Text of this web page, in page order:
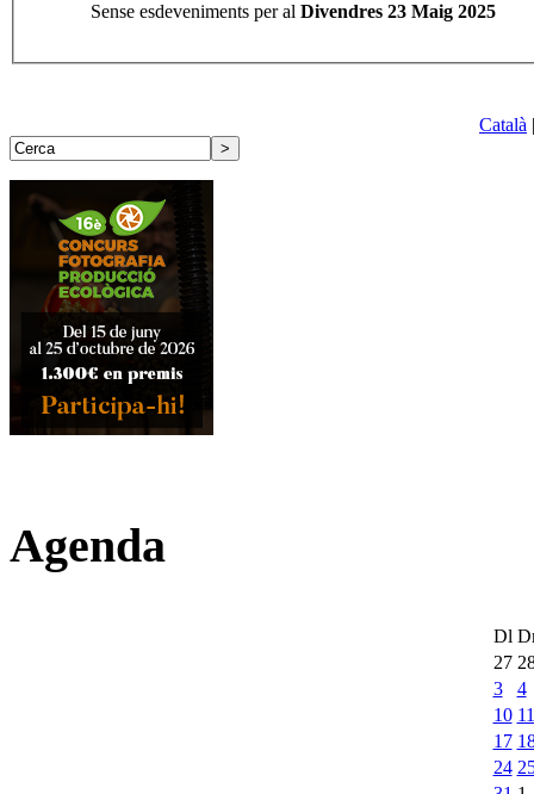
Sense esdeveniments per al Divendres 23 Maig 2025
Català
Agenda
Dl
27
3
4
10 11
17
24